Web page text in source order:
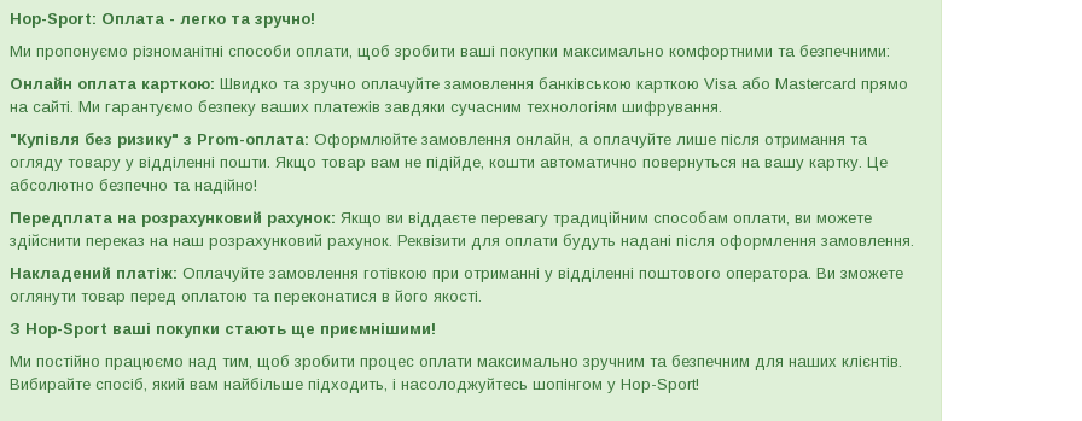
Hop-Sport: Оплата - легко та зручно!
Ми пропонуємо різноманітні способи оплати, щоб зробити ваші покупки максимально комфортними та безпечними:
Онлайн оплата карткою: Швидко та зручно оплачуйте замовлення банківською карткою Visa або Mastercard прямо
на сайті. Ми гарантуємо безпеку ваших платежів завдяки сучасним технологіям шифрування.
"Купівля без ризику" з Prom-оплата: Оформлюйте замовлення онлайн, а оплачуйте лише після отримання та
огляду товару у відділенні пошти. Якщо товар вам не підійде, кошти автоматично повернуться на вашу картку. Це
абсолютно безпечно та надійно!
Передплата на розрахунковий рахунок: Якщо ви віддаєте перевагу традиційним способам оплати, ви можете
здійснити переказ на наш розрахунковий рахунок. Реквізити для оплати будуть надані після оформлення замовлення.
Накладений платіж: Оплачуйте замовлення готівкою при отриманні у відділенні поштового оператора. Ви зможете
оглянути товар перед оплатою та переконатися в його якості.
З Hop-Sport ваші покупки стають ще приємнішими!
Ми постійно працюємо над тим, щоб зробити процес оплати максимально зручним та безпечним для наших клієнтів.
Вибирайте спосіб, який вам найбільше підходить, і насолоджуйтесь шопінгом у Hop-Sport!